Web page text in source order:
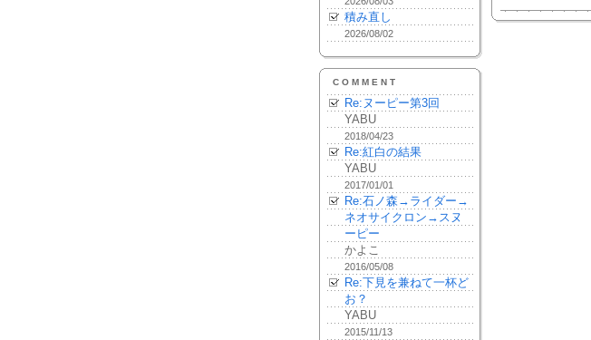
積み直し
2026/08/02
COMMENT
Re:ヌーピー第3回
YABU
2018/04/23
Re:紅白の結果
YABU
2017/01/01
Re:石ノ森→ライダー→
ネオサイクロン→スヌ
ーピー
かよこ
2016/05/08
Re:下見を兼ねて一杯ど
お？
YABU
2015/11/13